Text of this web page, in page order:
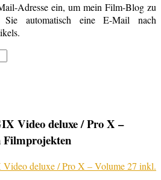
Adresse ein, um mein Film-Blog zu
Sie automatisch eine E-Mail nach
Video deluxe / Pro X –
Filmprojekten